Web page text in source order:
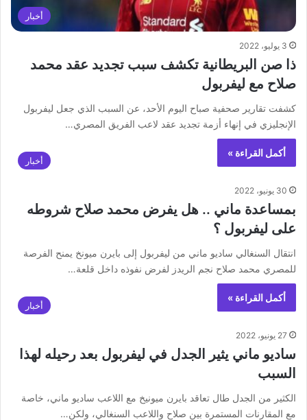
أخبار
3 يوليو، 2022
ذا صن البريطانية تكشف سبب تجديد عقد محمد
صلاح مع ليفربول
كشفت تقارير صحفية صباح اليوم الأحد، عن السبب الذي جعل ليفربول
الإنجليزي في إنهاء أزمة تجديد عقد لاعب الفريق المصري…
أكمل القراءة »
أخبار
30 يونيو، 2022
بمساعدة ماني .. هل يفرض محمد صلاح شروطه
على ليفربول ؟
‏انتقال السنغالي ساديو ماني من ‎ليفربول إلى ‎بايرن ميونخ يمنح الفرصة
للمصري ‎محمد صلاح نجم الريدز لفرض نفوذه داخل قلعة…
أكمل القراءة »
أخبار
27 يونيو، 2022
ساديو ماني يثير الجدل في ليفربول بعد رحيله لهذا
السبب
‏الكثير من الجدل طال تعاقد بايرن ميونيخ مع اللاعب ساديو ماني، خاصة
مع المقارنات المستمرة بين صلاح واللاعب السنغالي، ولكن…